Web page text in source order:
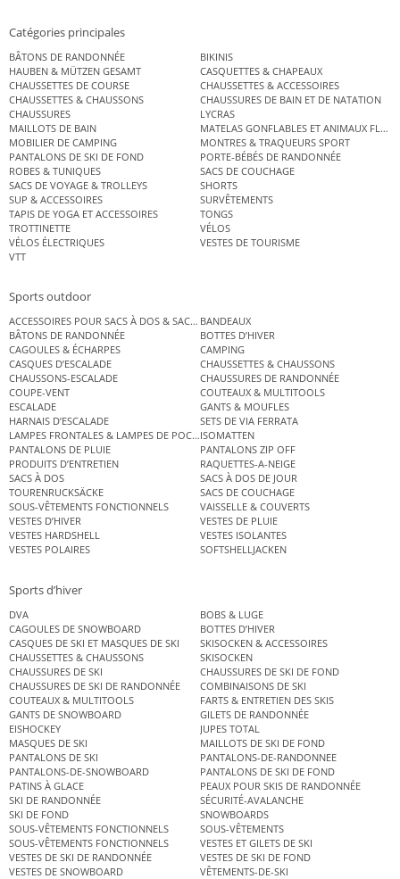
Catégories principales
BÂTONS DE RANDONNÉE
BIKINIS
HAUBEN & MÜTZEN GESAMT
CASQUETTES & CHAPEAUX
CHAUSSETTES DE COURSE
CHAUSSETTES & ACCESSOIRES
CHAUSSETTES & CHAUSSONS
CHAUSSURES DE BAIN ET DE NATATION
CHAUSSURES
LYCRAS
MAILLOTS DE BAIN
MATELAS GONFLABLES ET ANIMAUX
MOBILIER DE CAMPING
MONTRES & TRAQUEURS SPORT
PANTALONS DE SKI DE FOND
PORTE-BÉBÉS DE RANDONNÉE
ROBES & TUNIQUES
SACS DE COUCHAGE
SACS DE VOYAGE & TROLLEYS
SHORTS
SUP & ACCESSOIRES
SURVÊTEMENTS
TAPIS DE YOGA ET ACCESSOIRES
TONGS
TROTTINETTE
VÉLOS
VÉLOS ÉLECTRIQUES
VESTES DE TOURISME
VTT
Sports outdoor
ACCESSOIRES POUR SACS À DOS & SACS ÉTANCHES
BANDEAUX
BÂTONS DE RANDONNÉE
BOTTES D’HIVER
CAGOULES & ÉCHARPES
CAMPING
CASQUES D’ESCALADE
CHAUSSETTES & CHAUSSONS
CHAUSSONS-ESCALADE
CHAUSSURES DE RANDONNÉE
COUPE-VENT
COUTEAUX & MULTITOOLS
ESCALADE
GANTS & MOUFLES
HARNAIS D’ESCALADE
SETS DE VIA FERRATA
LAMPES FRONTALES & LAMPES DE POCHEISOMATTEN
PANTALONS DE PLUIE
PANTALONS ZIP OFF
PRODUITS D’ENTRETIEN
RAQUETTES-A-NEIGE
SACS À DOS
SACS À DOS DE JOUR
TOURENRUCKSÄCKE
SACS DE COUCHAGE
SOUS-VÊTEMENTS FONCTIONNELS
VAISSELLE & COUVERTS
VESTES D’HIVER
VESTES DE PLUIE
VESTES HARDSHELL
VESTES ISOLANTES
VESTES POLAIRES
SOFTSHELLJACKEN
Sports d’hiver
DVA
BOBS & LUGE
CAGOULES DE SNOWBOARD
BOTTES D’HIVER
CASQUES DE SKI ET MASQUES DE SKI
SKISOCKEN & ACCESSOIRES
CHAUSSETTES & CHAUSSONS
SKISOCKEN
CHAUSSURES DE SKI
CHAUSSURES DE SKI DE FOND
CHAUSSURES DE SKI DE RANDONNÉE
COMBINAISONS DE SKI
COUTEAUX & MULTITOOLS
FARTS & ENTRETIEN DES SKIS
GANTS DE SNOWBOARD
GILETS DE RANDONNÉE
EISHOCKEY
JUPES TOTAL
MASQUES DE SKI
MAILLOTS DE SKI DE FOND
PANTALONS DE SKI
PANTALONS-DE-RANDONNEE
PANTALONS-DE-SNOWBOARD
PANTALONS DE SKI DE FOND
PATINS À GLACE
PEAUX POUR SKIS DE RANDONNÉE
SKI DE RANDONNÉE
SÉCURITÉ-AVALANCHE
SKI DE FOND
SNOWBOARDS
SOUS-VÊTEMENTS FONCTIONNELS
SOUS-VÊTEMENTS
SOUS-VÊTEMENTS FONCTIONNELS
VESTES ET GILETS DE SKI
VESTES DE SKI DE RANDONNÉE
VESTES DE SKI DE FOND
VESTES DE SNOWBOARD
VÊTEMENTS-DE-SKI